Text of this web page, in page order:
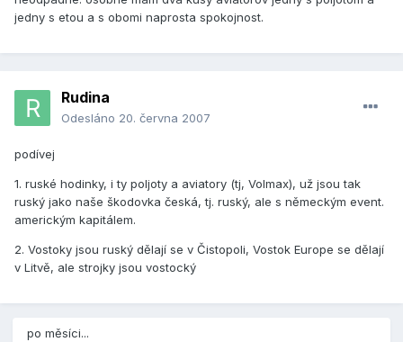
jedny s etou a s obomi naprosta spokojnost.
Rudina
Odesláno 20. června 2007
podívej
1. ruské hodinky, i ty poljoty a aviatory (tj, Volmax), už jsou tak
ruský jako naše škodovka česká, tj. ruský, ale s německým event.
americkým kapitálem.
2. Vostoky jsou ruský dělají se v Čistopoli, Vostok Europe se dělají
v Litvě, ale strojky jsou vostocký
po měsíci...